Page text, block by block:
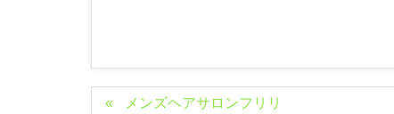
メンズヘアサロンフリリ